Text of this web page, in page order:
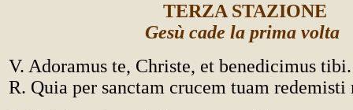
TERZA STAZIONE
Gesù cade la prima volta
V. Adoramus te, Christe, et benedicimus tibi.
R. Quia per sanctam crucem tuam redemisti